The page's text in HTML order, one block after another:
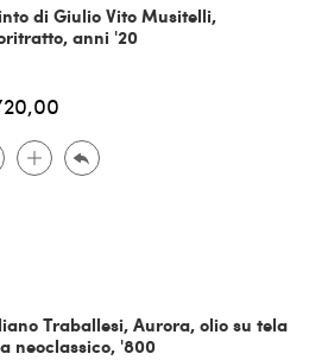
di Giulio Vito Musitelli,
anni '20
Traballesi, Aurora, olio su tela
neoclassico, '800